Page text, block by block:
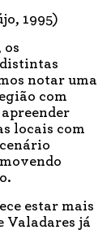
1995)
os
notar uma
com
locais com
estar mais
Valadares já